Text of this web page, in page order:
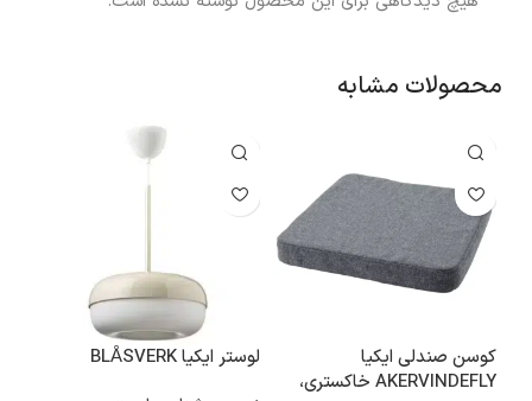
محصولات مشابه
کوسن صندلی ایکیا
AKERVINDEFLY خاکستری،
لوستر ایکیا BLÅSVERK